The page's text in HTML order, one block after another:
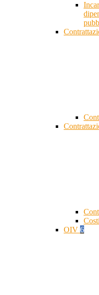
OIV 6